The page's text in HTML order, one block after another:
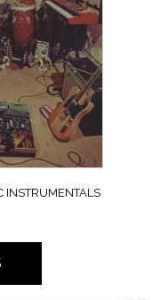
INSTRUMENTALS